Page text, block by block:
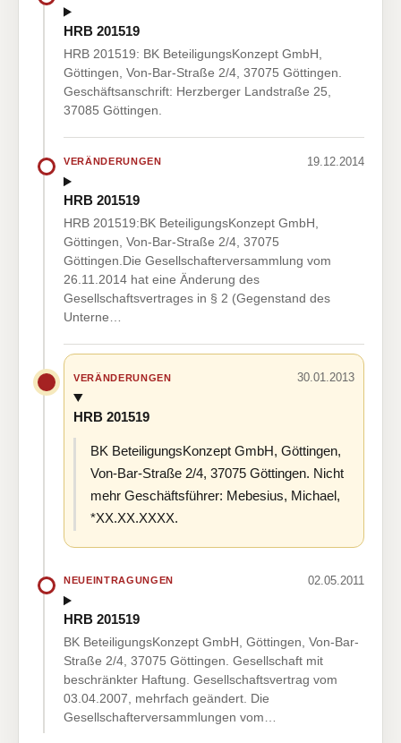
HRB 201519
HRB 201519: BK BeteiligungsKonzept GmbH,
Göttingen, Von-Bar-Straße 2/4, 37075 Göttingen.
Geschäftsanschrift: Herzberger Landstraße 25,
37085 Göttingen.
VERÄNDERUNGEN 19.12.2014
HRB 201519
HRB 201519:BK BeteiligungsKonzept GmbH,
Göttingen, Von-Bar-Straße 2/4, 37075
Göttingen.Die Gesellschafterversammlung vom
26.11.2014 hat eine Änderung des
Gesellschaftsvertrages in § 2 (Gegenstand des
Unterne…
VERÄNDERUNGEN 30.01.2013
HRB 201519
BK BeteiligungsKonzept GmbH, Göttingen,
Von-Bar-Straße 2/4, 37075 Göttingen. Nicht
mehr Geschäftsführer: Mebesius, Michael,
*XX.XX.XXXX.
NEUEINTRAGUNGEN 02.05.2011
HRB 201519
BK BeteiligungsKonzept GmbH, Göttingen, Von-Bar-
Straße 2/4, 37075 Göttingen. Gesellschaft mit
beschränkter Haftung. Gesellschaftsvertrag vom
03.04.2007, mehrfach geändert. Die
Gesellschafterversammlungen vom…